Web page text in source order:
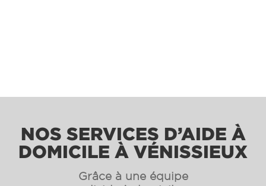
NOS SERVICES D’AIDE À
DOMICILE À VÉNISSIEUX
Grâce à une équipe